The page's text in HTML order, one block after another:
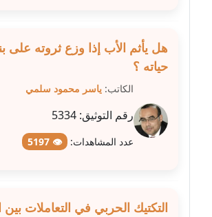
مدونة شيماء عصام
عاملة
مدونة شيماء عمارة
عاملة
مدونة شيماء مكى
عاملة
هل يأثم الأب إذا وزع ثروته على
حياته ؟
الكاتب: ياسر محمود سلمي
رقم التوثيق: 5334
عدد المشاهدات: 👁 5197
التكتيك الحربي في التعاملات بين